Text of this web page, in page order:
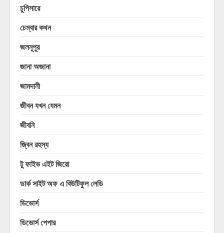
চুপিসারে
চেম্বার কথন
জলনূপুর
জানা অজানা
জামদানী
জীবন যখন যেমন
জীবনি
জ্বিন রহস্য
টু ফাইভ এইট জিরো
ডার্ক সাইট অফ এ বিউটিফুল লেডি
ডিভোর্স
ডিভোর্স পেপার